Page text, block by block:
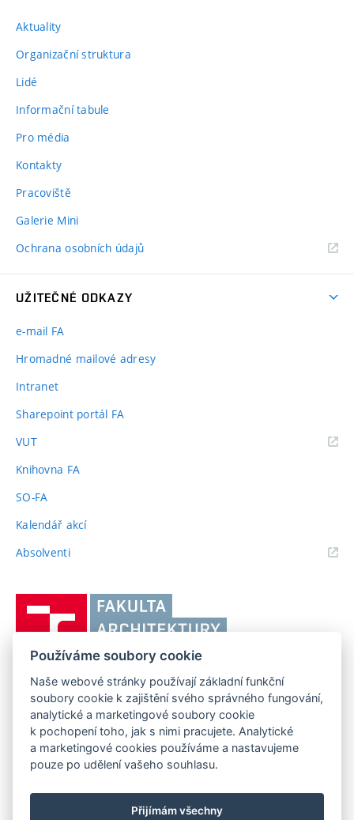
Aktuality
Organizační struktura
Lidé
Informační tabule
Pro média
Kontakty
Pracoviště
Galerie Mini
Ochrana osobních údajů
UŽITEČNÉ ODKAZY
e-mail FA
Hromadné mailové adresy
Intranet
Sharepoint portál FA
VUT(externí
Knihovna FA
SO-FA
Kalendář akcí
Absolventi(externí
učení
Brně,
Fakulta
architektury
FAKULTA ARCHITEKTURY VUT V BRNĚ
Poříčí 273/5, 639 00 Brno
Telefon: 54114 6600
www.fa.vutbr.cz
info@fa.vutbr.cz
Používáme soubory cookie
Naše webové stránky používají základní funkční
soubory cookie k zajištění svého správného fungování,
analytické a marketingové soubory cookie
k pochopení toho, jak s nimi pracujete. Analytické
a marketingové cookies používáme a nastavujeme
pouze po udělení vašeho souhlasu.
Přijímám všechny